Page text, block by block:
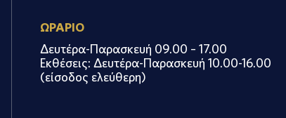
ΩΡΑΡΙΟ
Δευτέρα-Παρασκευή 09.00 – 17.00
Εκθέσεις: Δευτέρα-Παρασκευή 10.00-16.00
(είσοδος ελεύθερη)